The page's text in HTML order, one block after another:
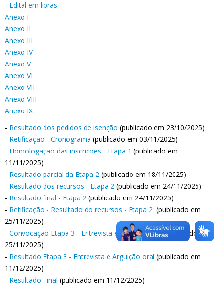
- Edital em libras
Anexo I
Anexo II
Anexo III
Anexo IV
Anexo V
Anexo VI
Anexo VII
Anexo VIII
Anexo IX
- Resultado dos pedidos de isenção (publicado em 23/10/2025)
- Retificação - Cronograma (publicado em 03/11/2025)
- Homologação das inscrições - Etapa 1 (publicado em
11/11/2025)
- Resultado parcial da Etapa 2 (publicado em 18/11/2025)
- Resultado dos recursos - Etapa 2 (publicado em 24/11/2025)
- Resultado final - Etapa 2 (publicado em 24/11/2025)
- Retificação - Resultado do recursos - Etapa 2 (publicado em
25/11/2025)
- Convocação Etapa 3 - Entrevista e Arguição Oral(publicado em
25/11/2025)
- Resultado Etapa 3 - Entrevista e Arguição oral (publicado em
11/12/2025)
- Resultado Final (publicado em 11/12/2025)